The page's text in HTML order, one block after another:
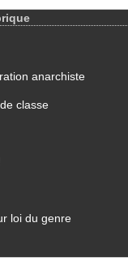
anarchiste
classe
loi du genre